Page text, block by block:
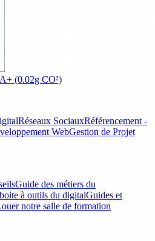
(0.02g CO²)
Réseaux SociauxRéférencement -
WebGestion de Projet
Guide des métiers du
à outils du digitalGuides et
notre salle de formation